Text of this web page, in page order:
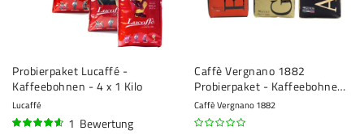
Probierpaket Lucaffé -
Kaffeebohnen - 4 x 1 Kilo
Lucaffé
1 Bewertung
Caffè Vergnano 1882
Probierpaket - Kaffeebohnen
- 3 x 1 Kilo
Caffè Vergnano 1882